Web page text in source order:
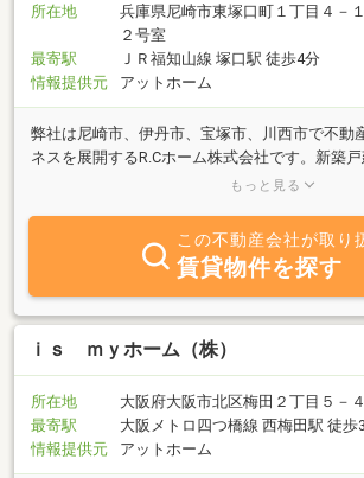
所在地
兵庫県尼崎市東塚口町１丁目４－
２号室
最寄駅
ＪＲ福知山線 塚口駅 徒歩4分
情報提供元
アットホーム
弊社は尼崎市、伊丹市、宝塚市、川西市で不動
ネスを展開するR.Cホーム株式会社です。新築
介手数料を当社では無料でお取引き可能な物件
要で買取させて頂きます。この物件はどうかな
もっと見る
この不動産会社が取り
賃貸物件を探す
ｉｓ ｍｙホーム（株）
所在地
大阪府大阪市北区梅田２丁目５－４
最寄駅
大阪メトロ四つ橋線 西梅田駅 徒歩
情報提供元
アットホーム